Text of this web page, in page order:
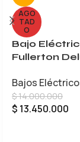
AGO
TAD
O
Bajo
Fullerton
Bajos
$14.000.000
$ 13.450.000